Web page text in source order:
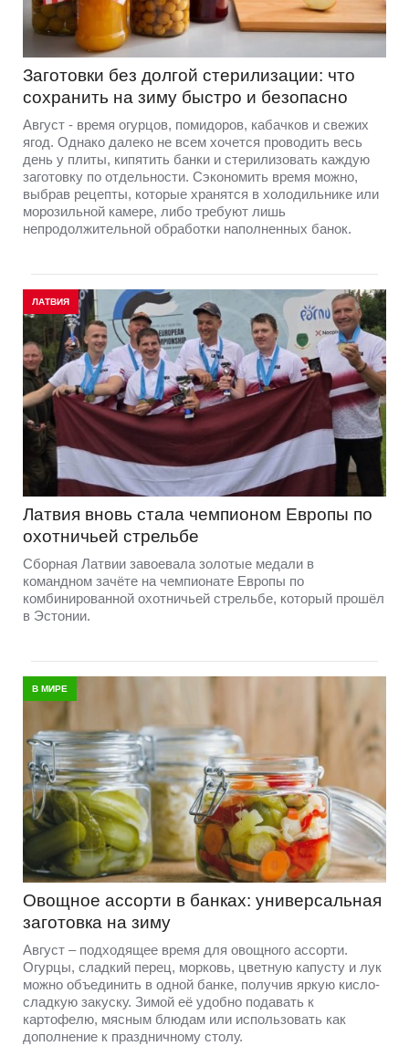
Заготовки без долгой стерилизации: что
сохранить на зиму быстро и безопасно
Август - время огурцов, помидоров, кабачков и свежих
ягод. Однако далеко не всем хочется проводить весь
день у плиты, кипятить банки и стерилизовать каждую
заготовку по отдельности. Сэкономить время можно,
выбрав рецепты, которые хранятся в холодильнике или
морозильной камере, либо требуют лишь
непродолжительной обработки наполненных банок.
ЛАТВИЯ
Латвия вновь стала чемпионом Европы по
охотничьей стрельбе
Сборная Латвии завоевала золотые медали в
командном зачёте на чемпионате Европы по
комбинированной охотничьей стрельбе, который прошёл
в Эстонии.
В МИРЕ
Овощное ассорти в банках: универсальная
заготовка на зиму
Август – подходящее время для овощного ассорти.
Огурцы, сладкий перец, морковь, цветную капусту и лук
можно объединить в одной банке, получив яркую кисло-
сладкую закуску. Зимой её удобно подавать к
картофелю, мясным блюдам или использовать как
дополнение к праздничному столу.